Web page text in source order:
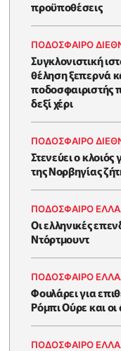
προϋποθέσεις
ΠΟΔΟΣΦΑΙΡΟ
Συγκλονιστική
θέληση ξεπερνά
ποδοσφαιριστής
δεξί χέρι
ΠΟΔΟΣΦΑΙΡΟ
Στενεύει ο
της Νορβηγίας
ΠΟΔΟΣΦΑΙΡΟ
Οι ελληνικές
Ντόρτμουντ
ΠΟΔΟΣΦΑΙΡΟ
Φουλάρει για
Ρόμπι Ούρε και οι
ΠΟΔΟΣΦΑΙΡΟ